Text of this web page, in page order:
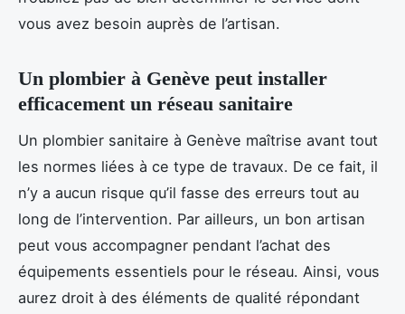
vous avez besoin auprès de l’artisan.
Un plombier à Genève peut installer
efficacement un réseau sanitaire
Un plombier sanitaire à Genève maîtrise avant tout
les normes liées à ce type de travaux. De ce fait, il
n’y a aucun risque qu’il fasse des erreurs tout au
long de l’intervention. Par ailleurs, un bon artisan
peut vous accompagner pendant l’achat des
équipements essentiels pour le réseau. Ainsi, vous
aurez droit à des éléments de qualité répondant